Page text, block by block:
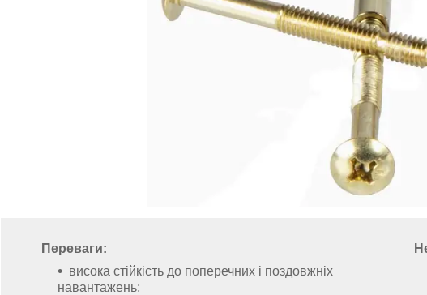
Переваги:
висока стійкість до поперечних і поздовжніх
навантажень;